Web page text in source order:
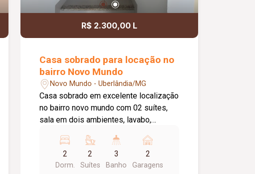
R$ 2.300,00 L
Casa sobrado para locação no
bairro Novo Mundo
Novo Mundo - Uberlândia/MG
Casa sobrado em excelente localização
no bairro novo mundo com 02 suítes,
sala em dois ambientes, lavabo,
Coocktop e suggar, área de lavanderia,
02 vagas de garagem, portão
eletrônico.
2
Dorm.
2
Suítes
3
Banho
2
Garagens